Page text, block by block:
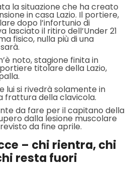
la situazione che ha creato
in casa Lazio. Il portiere,
dopo l’infortunio di
lasciato il ritiro dell’Under 21
fisico, nulla più di una
noto, stagione finita in
titolare della Lazio,
lui si rivedrà solamente in
frattura della clavicola.
da fare per il capitano della
dalla lesione muscolare
da fine aprile.
– chi rientra, chi
resta fuori